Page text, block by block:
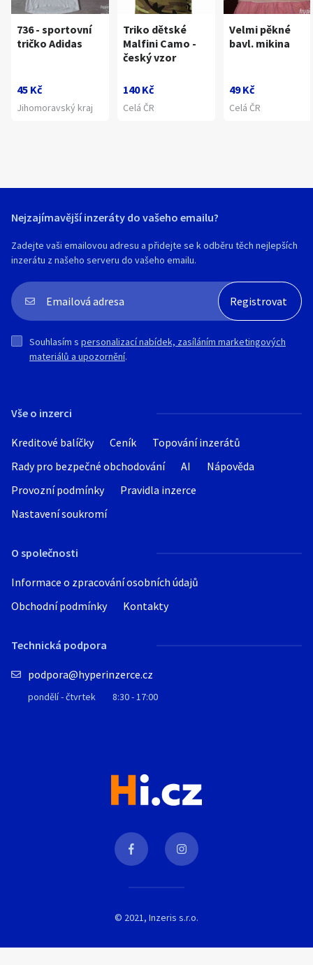
736 - sportovní
tričko Adidas
45 Kč
Jihomoravský kraj
Triko dětské
Malfini Camo -
český vzor
140 Kč
Celá ČR
Velmi pěkné
bavl. mikina
49 Kč
Celá ČR
Vše o inzerci
Kreditové balíčky Ceník
Topování inzerátů
Rady pro bezpečné obchodování
AI
Nápověda
Provozní podmínky
Pravidla inzerce
Nastavení soukromí
O společnosti
Informace o zpracování osobních údajů
Obchodní podmínky
Kontakty
Technická podpora
podpora@hyperinzerce.cz
pondělí - čtvrtek 8:30 - 17:00
Nejzajímavější inzeráty do vašeho emailu?
Zadejte vaši emailovou adresu a přidejte se k odběru těch nejlepších
inzerátu z našeho serveru do vašeho emailu.
Souhlasím s personalizací nabídek, zasíláním marketingových
materiálů a upozornění.
© 2021, Inzeris s.r.o.